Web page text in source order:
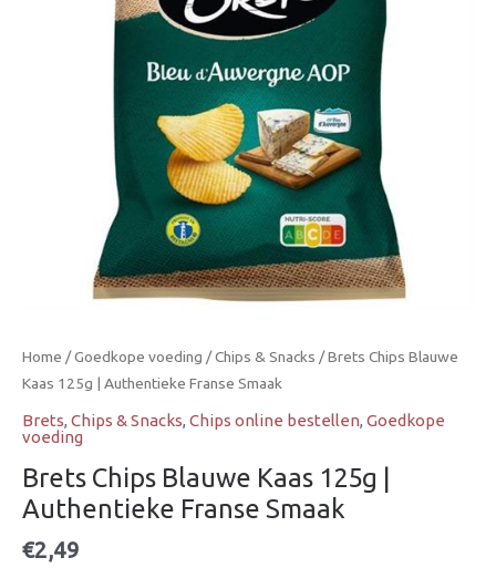
Home /Goedkope voeding /Chips & Snacks / Brets Chips Blauwe
Kaas 125g | Authentieke Franse Smaak
Brets, Chips & Snacks, Chips online bestellen, Goedkope
voeding
Brets Chips Blauwe Kaas 125g |
Authentieke Franse Smaak
€2,49
Authentieke